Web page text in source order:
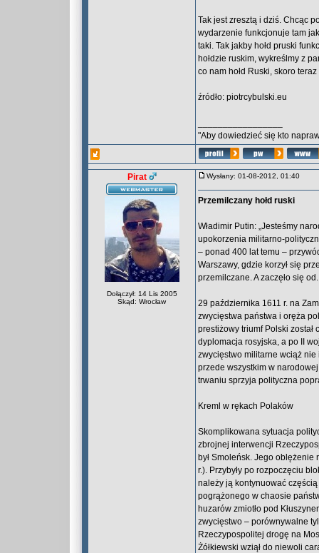
Tak jest zresztą i dziś. Chcąc
wydarzenie funkcjonuje tam
taki. Tak jakby hołd pruski
hołdzie ruskim, wykreślmy z
co nam hołd Ruski, skoro
źródło: piotrcybulski.eu
"Aby dowiedzieć się kto
Pirat
Dołączył: 14 Lis 2005
Skąd: Wrocław
Wysłany: 01-08-2012, 01:40
Przemilczany hołd ruski
Władimir Putin: „Jesteśmy
upokorzenia militarno-
– ponad 400 lat temu –
Warszawy, gdzie korzył się
przemilczane. A zaczęło się
29 października 1611 r. na
zwycięstwa państwa i oręża
prestiżowy triumf Polski został
dyplomacja rosyjska, a po II
zwycięstwo militarne wciąż
przede wszystkim w
trwaniu sprzyja polityczna
Kreml w rękach Polaków
Skomplikowana sytuacja
zbrojnej interwencji
był Smoleńsk. Jego
r.). Przybyły po rozpoczęciu
należy ją kontynuować
pogrążonego w chaosie
huzarów zmiotło pod
zwycięstwo – porównywalne
Rzeczypospolitej drogę na
Żółkiewski wziął do niewoli